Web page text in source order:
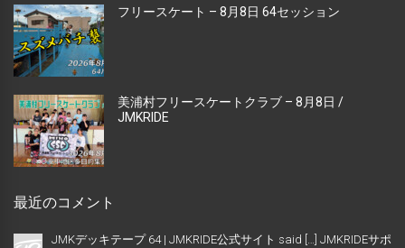
フリースケート – 8月8日 64セッション
美浦村フリースケートクラブ – 8月8日 /
JMKRIDE
最近のコメント
JMKデッキテープ 64 | JMKRIDE公式サイト said […] JMKRIDEサポ